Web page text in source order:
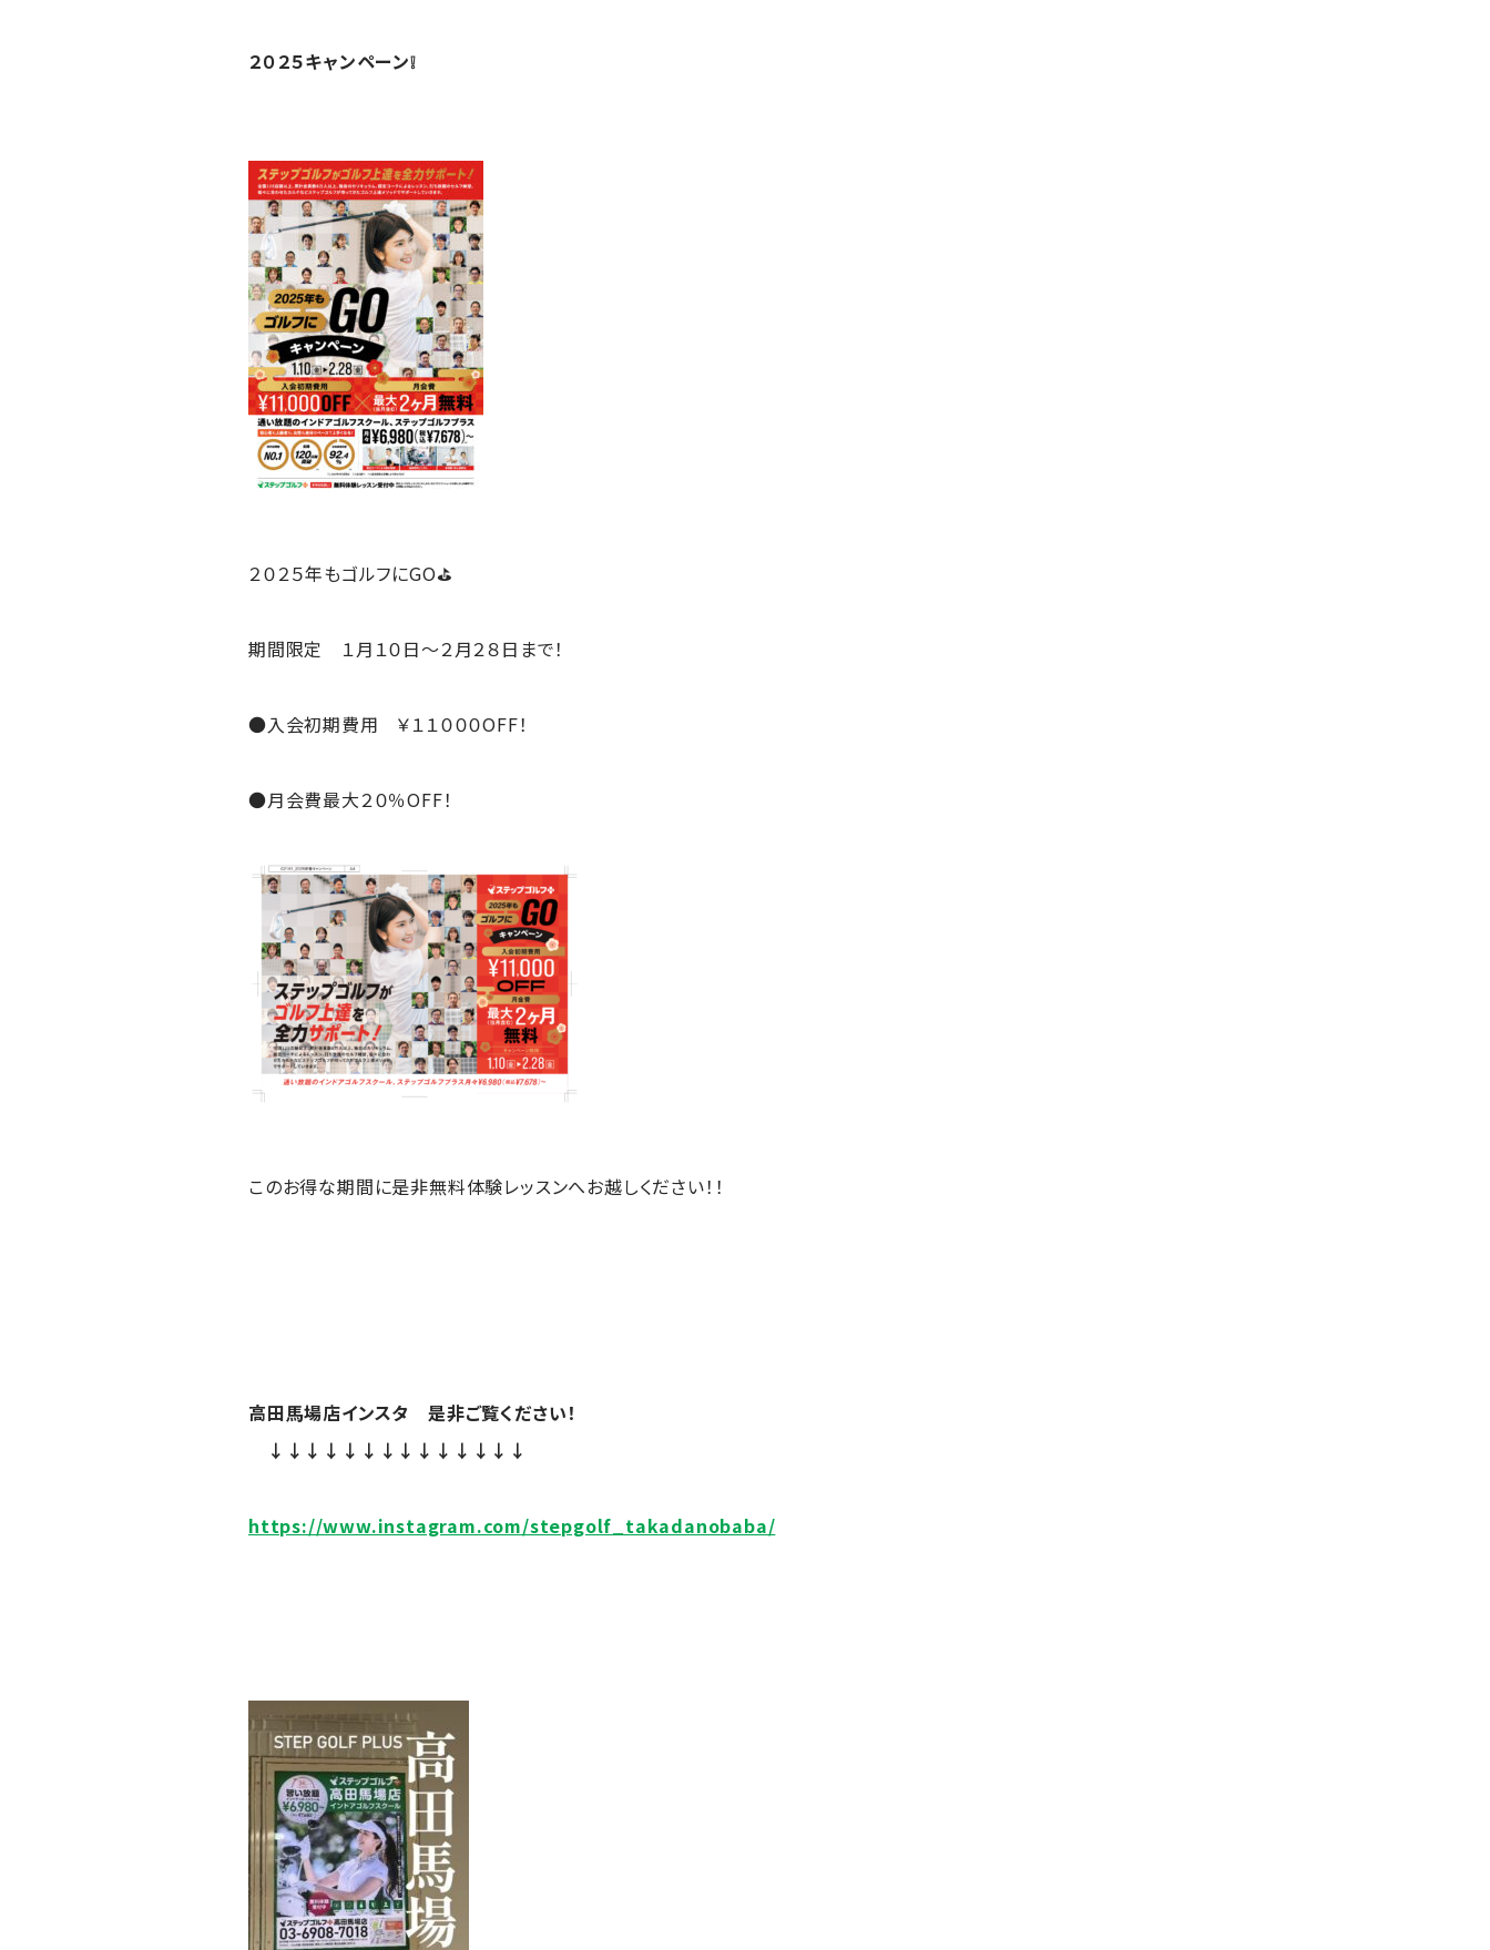
２０２５キャンペーン❕
２０２５年もゴルフにGO⛳
期間限定 １月１０日～２月２８日まで！
●入会初期費用 ￥１１０００OFF！
●月会費最大２０％OFF！
このお得な期間に是非無料体験レッスンへお越しください！！
高田馬場店インスタ 是非ご覧ください！
↓↓↓↓↓↓↓↓↓↓↓↓↓↓
https://www.instagram.com/stepgolf_takadanobaba/